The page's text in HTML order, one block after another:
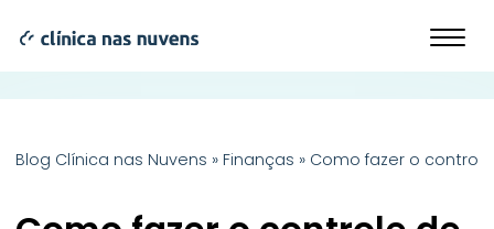
Blog Clínica nas Nuvens » Finanças » Como fazer o